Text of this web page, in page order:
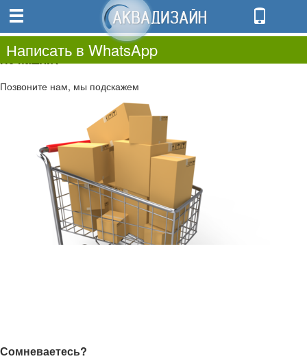
0.00
0
Не нашли?
Позвоните нам, мы подскажем
Сомневаетесь?
Написать в WhatsApp